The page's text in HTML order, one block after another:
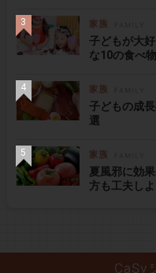
子どもが大
な10の食べ物
子どもの成
選
夏風邪に効
方も工夫しよ